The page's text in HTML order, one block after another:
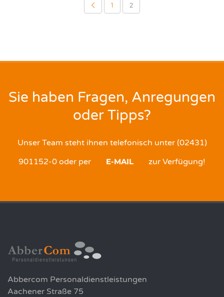
1 2
Sie haben Fragen, Anregungen
oder Tipps?
Unser Team steht ihnen telefonisch unter (02431)
901152-0 oder per
E-MAIL zur Verfügung!
Abbercom Personaldienstleistungen
Aachener Straße 75